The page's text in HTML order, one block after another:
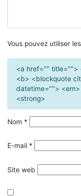
Vous pouvez utiliser
<a href="" title="">
<b> <blockquote
datetime="">
<strong>
Nom *
E-mail *
Site web